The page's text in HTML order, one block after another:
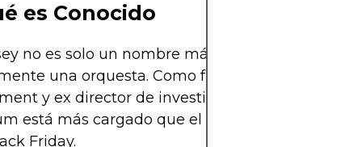
es Conocido
no es solo un nombre más en el coro de la
una orquesta. Como fundador de Dorsey
y ex director de investigación en
está más cargado que el carrito de compra
Friday.